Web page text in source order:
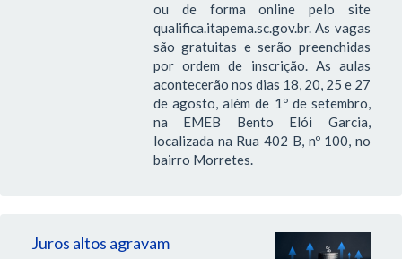
ou de forma online pelo site
qualifica.itapema.sc.gov.br. As vagas
são gratuitas e serão preenchidas
por ordem de inscrição. As aulas
acontecerão nos dias 18, 20, 25 e 27
de agosto, além de 1º de setembro,
na EMEB Bento Elói Garcia,
localizada na Rua 402 B, nº 100, no
bairro Morretes.
Juros altos agravam